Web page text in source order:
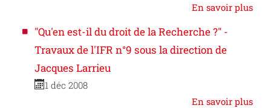
En savoir plus
"Qu'en est-il du droit de la Recherche ?" -
Travaux de l'IFR n°9 sous la direction de
Jacques Larrieu
1 déc 2008
En savoir plus